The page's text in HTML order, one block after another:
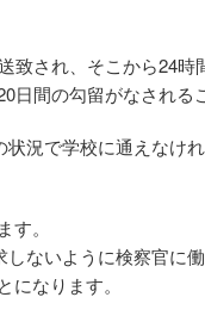
致され、そこから24時
間の勾留がなされる
況で学校に通えなけ
。
しないように検察官に
なります。